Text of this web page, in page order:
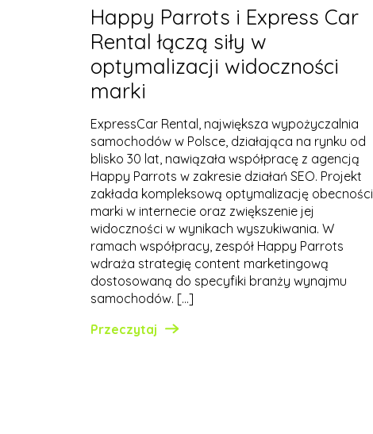
Happy Parrots i Express Car
Rental łączą siły w
optymalizacji widoczności
marki
ExpressCar Rental, największa wypożyczalnia
samochodów w Polsce, działająca na rynku od
blisko 30 lat, nawiązała współpracę z agencją
Happy Parrots w zakresie działań SEO. Projekt
zakłada kompleksową optymalizację obecności
marki w internecie oraz zwiększenie jej
widoczności w wynikach wyszukiwania. W
ramach współpracy, zespół Happy Parrots
wdraża strategię content marketingową
dostosowaną do specyfiki branży wynajmu
samochodów. […]
Przeczytaj